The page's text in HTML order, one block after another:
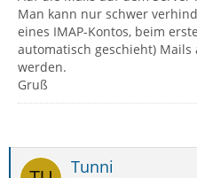
Man kann nur schwer
eines IMAP-Kontos, beim
automatisch geschieht)
werden.
Gruß
Tunni